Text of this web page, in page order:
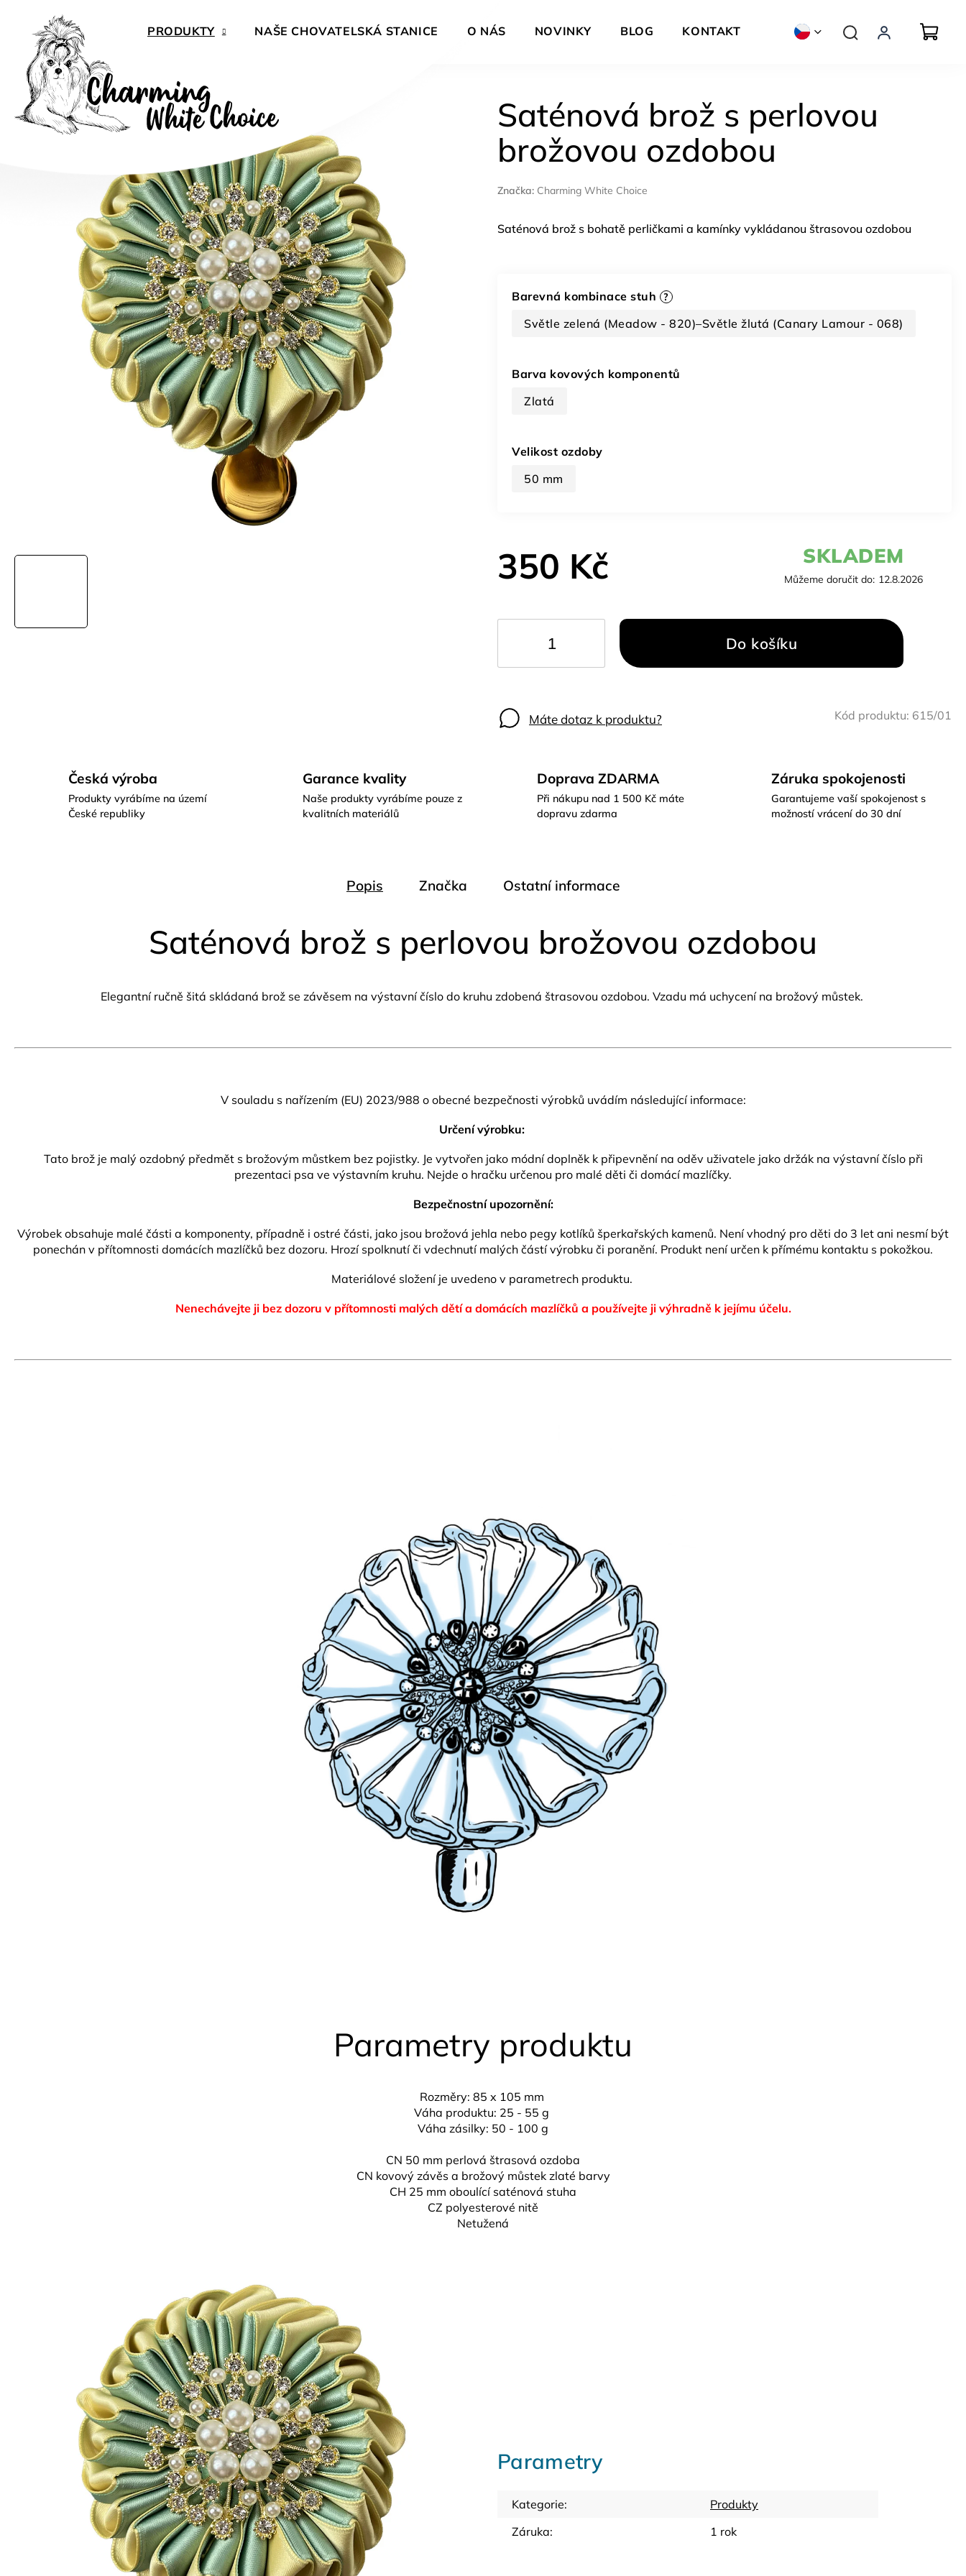
obsah
PRODUKTY NAŠE CHOVATELSKÁ STANICE O NÁS NOVINKY BLOG KONTAKT ZNAČKY
Saténová brož s perlovou
brožovou ozdobou
Značka: Charming White Choice
350 Kč SKLADEM
Můžeme doručit do: 12.8.2026
Barevná kombinace stuh ?
Světle zelená (Meadow - 820)–Světle žlutá (Canary Lamour - 068)
Barva kovových komponentů
Zlatá
Velikost ozdoby
50 mm
Do košíku
Saténová brož s bohatě perličkami a kamínky vykládanou štrasovou ozdobou
Máte dotaz k produktu? Kód produktu: 615/01
Česká výroba
Produkty vyrábíme na území
České republiky
Garance kvality
Naše produkty vyrábíme pouze z
kvalitních materiálů
Doprava ZDARMA
Při nákupu nad 1 500 Kč máte
dopravu zdarma
Záruka spokojenosti
Garantujeme vaší spokojenost s
možností vrácení do 30 dní
Popis Značka Ostatní informace
Saténová brož s perlovou brožovou ozdobou
Elegantní ručně šitá skládaná brož se závěsem na výstavní číslo do kruhu zdobená štrasovou ozdobou. Vzadu má uchycení na brožový můstek.
V souladu s nařízením (EU) 2023/988 o obecné bezpečnosti výrobků uvádím následující informace:
Určení výrobku:
Tato brož je malý ozdobný předmět s brožovým můstkem bez pojistky. Je vytvořen jako módní doplněk k připevnění na oděv uživatele jako držák na výstavní číslo při
prezentaci psa ve výstavním kruhu. Nejde o hračku určenou pro malé děti či domácí mazlíčky.
Bezpečnostní upozornění:
Výrobek obsahuje malé části a komponenty, případně i ostré části, jako jsou brožová jehla nebo pegy kotlíků šperkařských kamenů. Není vhodný pro děti do 3 let ani nesmí být
ponechán v přítomnosti domácích mazlíčků bez dozoru. Hrozí spolknutí či vdechnutí malých částí výrobku či poranění. Produkt není určen k přímému kontaktu s pokožkou.
Materiálové složení je uvedeno v parametrech produktu.
Nenechávejte ji bez dozoru v přítomnosti malých dětí a domácích mazlíčků a používejte ji výhradně k jejímu účelu.
Parametry produktu
Rozměry: 85 x 105 mm
Váha produktu: 25 - 55 g
Váha zásilky: 50 - 100 g
CN 50 mm perlová štrasová ozdoba
CN kovový závěs a brožový můstek zlaté barvy
CH 25 mm oboulící saténová stuha
CZ polyesterové nitě
Netužená
Parametry
Kategorie:
Produkty
Záruka: 1 rok